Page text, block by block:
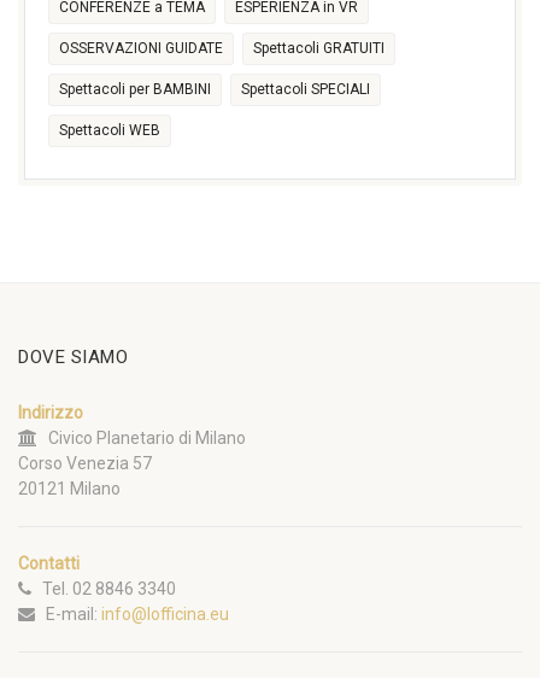
CONFERENZE a TEMA ESPERIENZA in VR
OSSERVAZIONI GUIDATE Spettacoli GRATUITI
Spettacoli per BAMBINI Spettacoli SPECIALI
Spettacoli WEB
DOVE SIAMO
Indirizzo
Civico Planetario di Milano
Corso Venezia 57
20121 Milano
Contatti
Tel. 02 8846 3340
E-mail: info@lofficina.eu